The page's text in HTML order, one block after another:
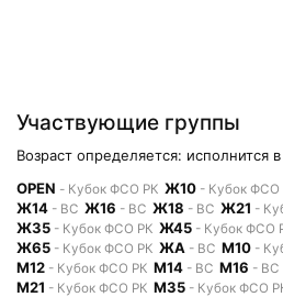
Участвующие группы
Возраст определяется: исполнится
OPEN - Кубок ФСО РК Ж10 - Кубок ФСО
Ж14 - ВС Ж16 - ВС Ж18 - ВС Ж21 -
Ж35 - Кубок ФСО РК Ж45 - Кубок ФСО
Ж65 - Кубок ФСО РК ЖА - ВС М10 -
М12 - Кубок ФСО РК М14 - ВС М16 - ВС
М21 - Кубок ФСО РК М35 - Кубок ФСО